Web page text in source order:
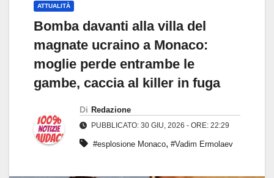
ATTUALITÀ
Bomba davanti alla villa del
magnate ucraino a Monaco:
moglie perde entrambe le
gambe, caccia al killer in fuga
Di Redazione
PUBBLICATO: 30 GIU, 2026 - ORE: 22:29
#esplosione Monaco, #Vadim Ermolaev